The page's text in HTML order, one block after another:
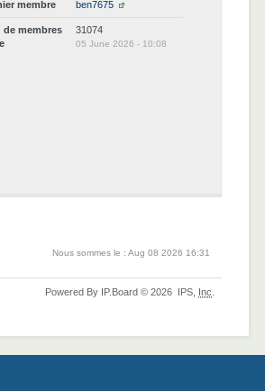
membre ben7675
de membres
31074
05 June 2026 - 10:08
Nous sommes le : Aug 08 2026 16:31
Powered By IP.Board © 2026 IPS, Inc